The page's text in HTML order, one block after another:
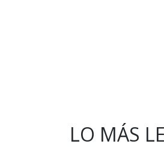
LO MÁS